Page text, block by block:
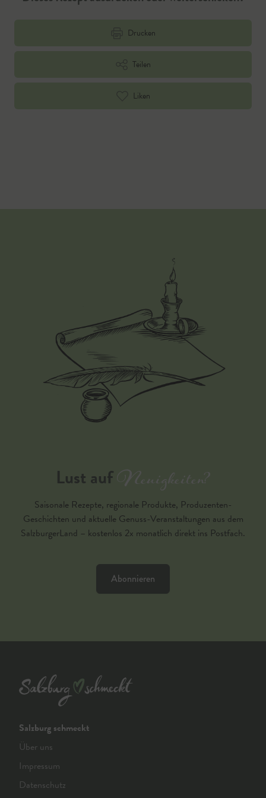
Drucken
Teilen
Liken
Lust aufNeuigkeiten?
Saisonale Rezepte, regionale Produkte, Produzenten-
Geschichten und aktuelle Genuss-Veranstaltungen aus dem
SalzburgerLand – kostenlos 2x monatlich direkt ins Postfach.
Abonnieren
Salzburg schmeckt
Über uns
Impressum
Datenschutz